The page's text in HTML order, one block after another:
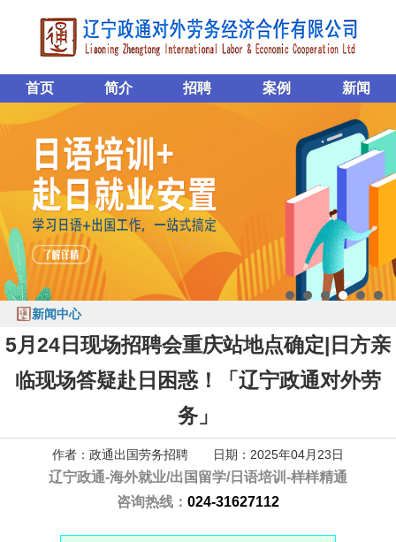
首页 简介 招聘 案例 新闻
新闻中心
5月24日现场招聘会重庆站地点确定|日方亲
临现场答疑赴日困惑！「辽宁政通对外劳
务」
作者：政通出国劳务招聘 日期：2025年04月23日
辽宁政通-海外就业/出国留学/日语培训-样样精通
咨询热线： 024-31627112